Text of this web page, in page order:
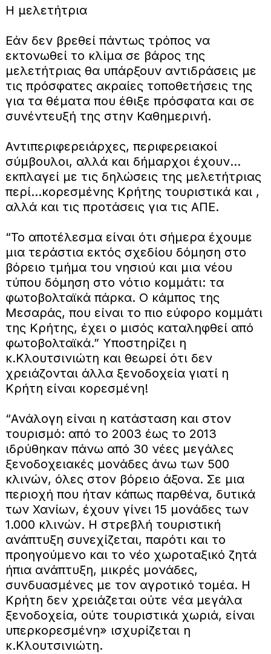
Η μελετήτρια
Εάν δεν βρεθεί πάντως τρόπος να
εκτονωθεί το κλίμα σε βάρος της
μελετήτριας θα υπάρξουν αντιδράσεις με
τις πρόσφατες ακραίες τοποθετήσεις της
για τα θέματα που έθιξε πρόσφατα και σε
συνέντευξή της στην Καθημερινή.
Αντιπεριφερειάρχες, περιφερειακοί
σύμβουλοι, αλλά και δήμαρχοι έχουν…
εκπλαγεί με τις δηλώσεις της μελετήτριας
περί…κορεσμένης Κρήτης τουριστικά και ,
αλλά και τις προτάσεις για τις ΑΠΕ.
“Το αποτέλεσμα είναι ότι σήμερα έχουμε
μια τεράστια εκτός σχεδίου δόμηση στο
βόρειο τμήμα του νησιού και μια νέου
τύπου δόμηση στο νότιο κομμάτι: τα
φωτοβολταϊκά πάρκα. Ο κάμπος της
Μεσαράς, που είναι το πιο εύφορο κομμάτι
της Κρήτης, έχει ο μισός καταληφθεί από
φωτοβολταϊκά.” Υποστηρίζει η
κ.Κλουτσινιώτη και θεωρεί ότι δεν
χρειάζονται άλλα ξενοδοχεία γιατί η
Κρήτη είναι κορεσμένη!
“Ανάλογη είναι η κατάσταση και στον
τουρισμό: από το 2003 έως το 2013
ιδρύθηκαν πάνω από 30 νέες μεγάλες
ξενοδοχειακές μονάδες άνω των 500
κλινών, όλες στον βόρειο άξονα. Σε μια
περιοχή που ήταν κάπως παρθένα, δυτικά
των Χανίων, έχουν γίνει 15 μονάδες των
1.000 κλινών. Η στρεβλή τουριστική
ανάπτυξη συνεχίζεται, παρότι και το
προηγούμενο και το νέο χωροταξικό ζητά
ήπια ανάπτυξη, μικρές μονάδες,
συνδυασμένες με τον αγροτικό τομέα. Η
Κρήτη δεν χρειάζεται ούτε νέα μεγάλα
ξενοδοχεία, ούτε τουριστικά χωριά, είναι
υπερκορεσμένη» ισχυρίζεται η
κ.Κλουτσινιώτη.